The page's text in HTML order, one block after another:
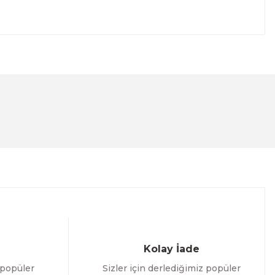
Kolay İade
Sizler için derlediğimiz popüler